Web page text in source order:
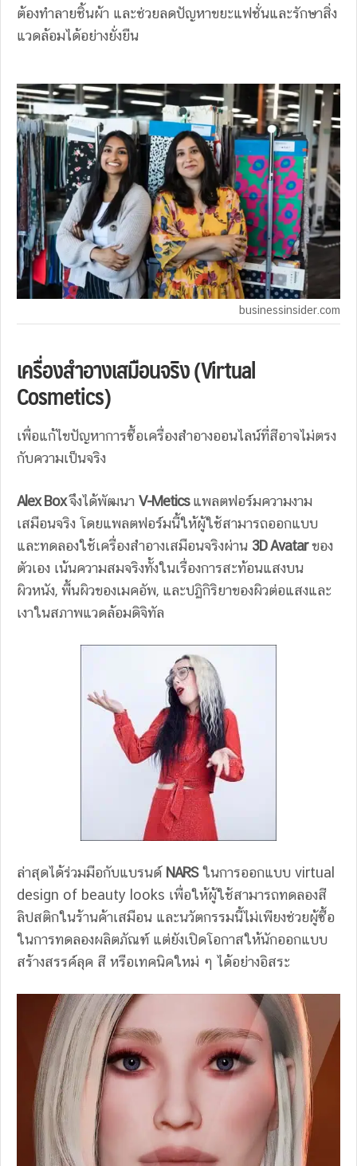
ต้องทำลายชิ้นผ้า และช่วยลดปัญหาขยะแฟชั่นและรักษาสิ่ง
แวดล้อมได้อย่างยั่งยืน
businessinsider.com
เครื่องสำอางเสมือนจริง (Virtual
Cosmetics)
เพื่อแก้ไขปัญหาการซื้อเครื่องสำอางออนไลน์ที่สีอาจไม่ตรง
กับความเป็นจริง
Alex Boxจึงได้พัฒนา V-Meticsแพลตฟอร์มความงาม
เสมือนจริง โดยแพลตฟอร์มนี้ให้ผู้ใช้สามารถออกแบบ
และทดลองใช้เครื่องสำอางเสมือนจริงผ่าน 3D Avatarของ
ตัวเอง เน้นความสมจริงทั้งในเรื่องการสะท้อนแสงบน
ผิวหนัง, พื้นผิวของเมคอัพ, และปฏิกิริยาของผิวต่อแสงและ
เงาในสภาพแวดล้อมดิจิทัล
ล่าสุดได้ร่วมมือกับแบรนด์ NARSในการออกแบบ virtual
design of beauty looks เพื่อให้ผู้ใช้สามารถทดลองสี
ลิปสติกในร้านค้าเสมือน และนวัตกรรมนี้ไม่เพียงช่วยผู้ซื้อ
ในการทดลองผลิตภัณฑ์ แต่ยังเปิดโอกาสให้นักออกแบบ
สร้างสรรค์ลุค สี หรือเทคนิคใหม่ ๆ ได้อย่างอิสระ